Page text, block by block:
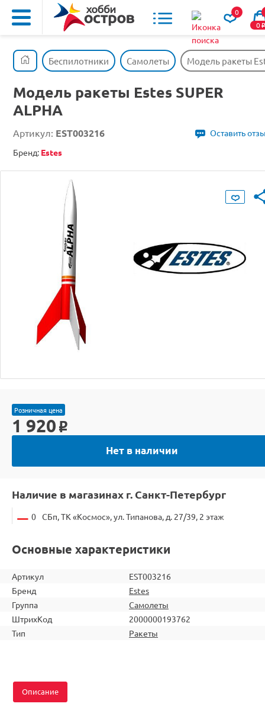
0
0o
Беспилотники Самолеты Модель ракеты
Модель ракеты Estes SUPER
ALPHA
Артикул: EST003216
Оставить
Бренд: Estes
Розничная цена
1 920 o
Нет в наличии
Наличие в магазинах г. Санкт-Петербург
0 СБп, ТК «Космос», ул. Типанова, д. 27/39, 2 этаж
Основные характеристики
Артикул
EST003216
Бренд
Estes
Группа
Самолеты
ШтрихКод
2000000193762
Тип
Ракеты
Описание